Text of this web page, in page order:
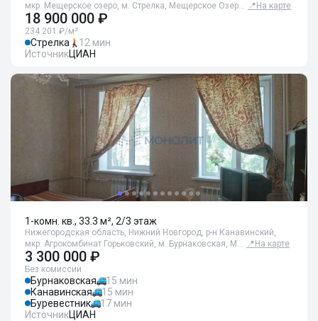
мкр. Мещерское озеро, м. Стрелка, Мещерское Озер… 📍 На карте
18 900 000 ₽
234 201 ₽/м²
Стрелка
12 мин
ИсточникЦИАН
1-комн. кв., 33.3 м², 2/3 этаж
Нижегородская область, Нижний Новгород, р-н Канавинский,
мкр. Агрокомбинат Горьковский, м. Бурнаковская, М… 📍 На карте
3 300 000 ₽
Без комиссии
Бурнаковская
15 мин
Канавинская
15 мин
Буревестник
17 мин
ИсточникЦИАН